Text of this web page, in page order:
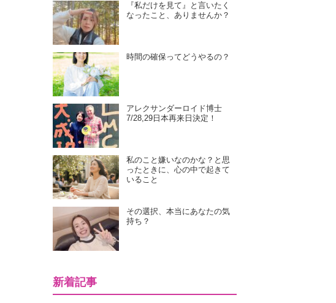
『私だけを見て』と言いたく
なったこと、ありませんか？
時間の確保ってどうやるの？
アレクサンダーロイド博士
7/28,29日本再来日決定！
私のこと嫌いなのかな？と思
ったときに、心の中で起きて
いること
その選択、本当にあなたの気
持ち？
新着記事